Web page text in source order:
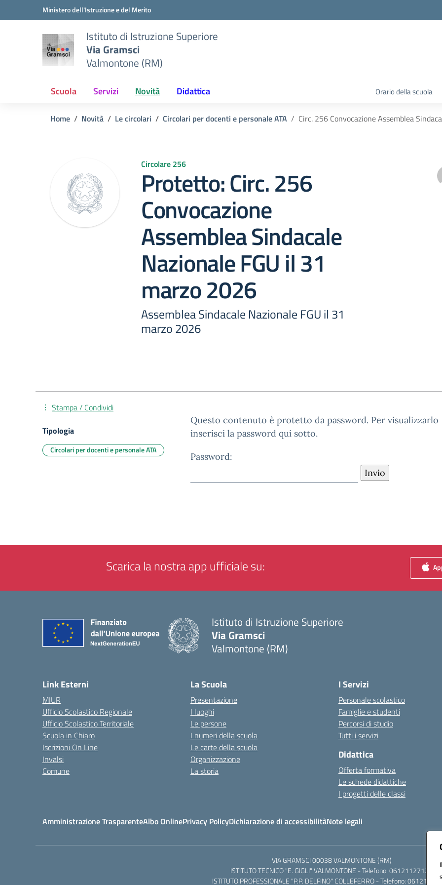
Vai ai contenuti
Vai al menu di navigazioneMinistero dell'Istruzione e del Merito
Istituto di Istruzione Superiore
Via Gramsci
Valmontone (RM)
Scuola Servizi Novità Didattica Orario della scuola
Home Novità Le circolari Circolari per docenti e personale ATA Circ. 256 Convocazione Assemblea
Circolare 256
Protetto: Circ. 256
Convocazione
Assemblea Sindacale
Nazionale FGU il 31
marzo 2026
Assemblea Sindacale Nazionale FGU il 31
marzo 2026
Questo contenuto è protetto da password. Per visualizzarlo
inserisci la password qui sotto.
Password:
Stampa / Condividi
Tipologia
Circolari per docenti e personale ATA
Scarica la nostra app ufficiale su:
Istituto di Istruzione Superiore
Via Gramsci
Valmontone (RM)
Link Esterni
MIUR
Ufficio Scolastico Regionale
Ufficio Scolastico Territoriale
Scuola in Chiaro
Iscrizioni On Line
Invalsi
Comune
La Scuola
Presentazione
I luoghi
Le persone
I numeri della scuola
Le carte della scuola
Organizzazione
La storia
I Servizi
Personale scolastico
Famiglie e studenti
Percorsi di studio
Tutti i servizi
Didattica
Offerta formativa
Le schede didattiche
I progetti delle classi
Amministrazione TrasparenteAlbo OnlinePrivacy PolicyDichiarazione di accessibilitàNote legali
VIA GRAMSCI 00038 VALMONTONE (RM)
ISTITUTO TECNICO "E. GIGLI" VALMONTONE - Telefono: 06121127125
ISTITUTO PROFESSIONALE "P.P. DELFINO" COLLEFERRO - Telefono: